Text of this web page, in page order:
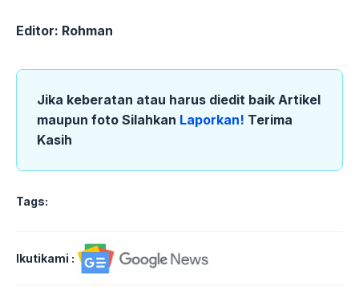
Editor: Rohman
Jika keberatan atau harus diedit baik Artikel
maupun foto Silahkan Laporkan! Terima
Kasih
Tags:
Ikutikami :